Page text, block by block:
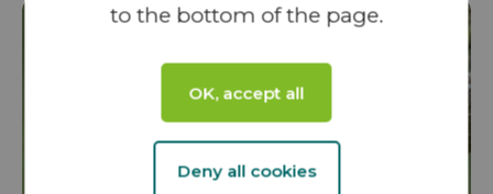
to the bottom of the page.
OK, accept all
Deny all cookies